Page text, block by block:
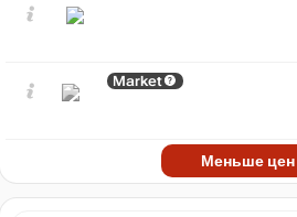
Market
Меньше цен